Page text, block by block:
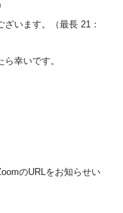
います。（最長 21：
幸いです。
のURLをお知らせい